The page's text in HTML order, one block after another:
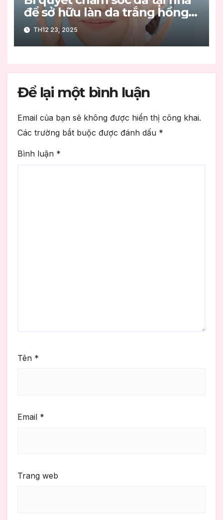
để sở hữu làn da trắng hồng
không tì vết
TH12 23, 2025
Để lại một bình luận
Email của bạn sẽ không được hiển thị công khai.
Các trường bắt buộc được đánh dấu *
Bình luận *
Tên *
Email *
Trang web